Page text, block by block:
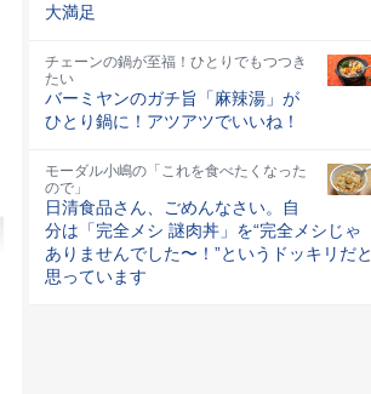
大満足
チェーンの鍋が至福！ひとりでもつつき
たい
バーミヤンのガチ旨「麻辣湯」が
ひとり鍋に！アツアツでいいね！
モーダル小嶋の「これを食べたくなった
ので」
日清食品さん、ごめんなさい。自
分は「完全メシ 謎肉丼」を“完全メシじゃ
ありませんでした〜！”というドッキリだと
思っています